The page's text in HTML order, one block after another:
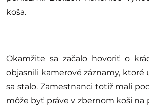
koša.
Okamžite sa začalo hovoriť o
objasnili kamerové záznamy, ktoré
sa stalo. Zamestnanci totiž mali
môže byť práve v zbernom koši na